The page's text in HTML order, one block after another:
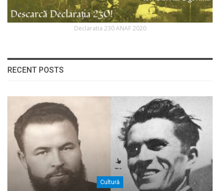
Declaratia 230 ANAF 2020
RECENT POSTS
Cultură